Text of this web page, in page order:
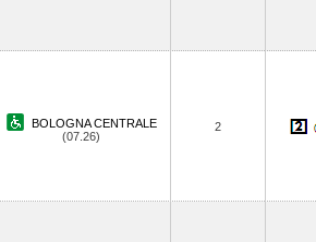
BOLOGNA CENTRALE
(07.26)
2